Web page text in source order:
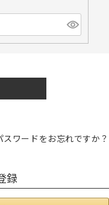
スワードをお忘れですか？
録